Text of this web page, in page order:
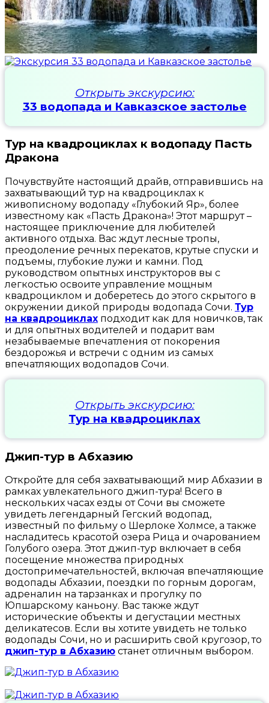
Открыть экскурсию:
33 водопада и Кавказское застолье
Тур на квадроциклах к водопаду Пасть
Дракона
Почувствуйте настоящий драйв, отправившись на
захватывающий тур на квадроциклах к
живописному водопаду «Глубокий Яр», более
известному как «Пасть Дракона»! Этот маршрут –
настоящее приключение для любителей
активного отдыха. Вас ждут лесные тропы,
преодоление речных перекатов, крутые спуски и
подъемы, глубокие лужи и камни. Под
руководством опытных инструкторов вы с
легкостью освоите управление мощным
квадроциклом и доберетесь до этого скрытого в
окружении дикой природы водопада Сочи. Тур
на квадроциклах подходит как для новичков, так
и для опытных водителей и подарит вам
незабываемые впечатления от покорения
бездорожья и встречи с одним из самых
впечатляющих водопадов Сочи.
Открыть экскурсию:
Тур на квадроциклах
Джип-тур в Абхазию
Откройте для себя захватывающий мир Абхазии в
рамках увлекательного джип-тура! Всего в
нескольких часах езды от Сочи вы сможете
увидеть легендарный Гегский водопад,
известный по фильму о Шерлоке Холмсе, а также
насладитесь красотой озера Рица и очарованием
Голубого озера. Этот джип-тур включает в себя
посещение множества природных
достопримечательностей, включая впечатляющие
водопады Абхазии, поездки по горным дорогам,
адреналин на тарзанках и прогулку по
Юпшарскому каньону. Вас также ждут
исторические объекты и дегустации местных
деликатесов. Если вы хотите увидеть не только
водопады Сочи, но и расширить свой кругозор, то
джип-тур в Абхазию станет отличным выбором.